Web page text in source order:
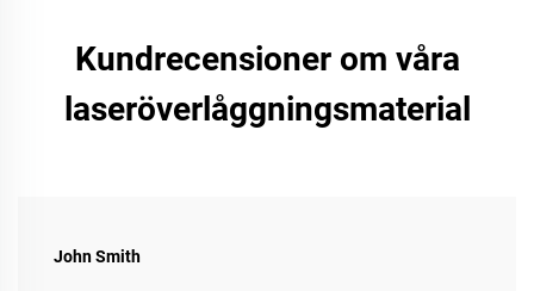
Kundrecensioner om våra
laseröverlåggningsmaterial
John Smith